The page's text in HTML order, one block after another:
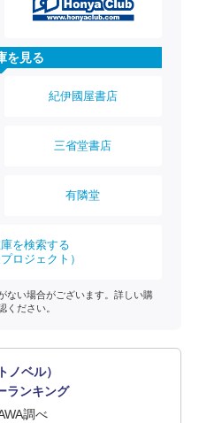
を見る
紀伊國屋書店
三省堂書店
有隣堂
を検索する
ロジェクト）
ない場合がございます。詳しい購
ください。
ノベル）
ランキング
調べ